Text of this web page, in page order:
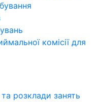
комісії для
розклади занять